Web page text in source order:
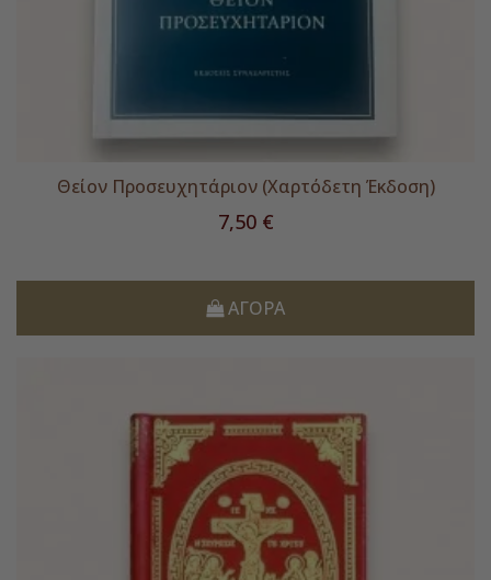
Θείον Προσευχητάριον (Χαρτόδετη Έκδοση)
Τιμή
7,50 €
ΑΓΟΡΆ